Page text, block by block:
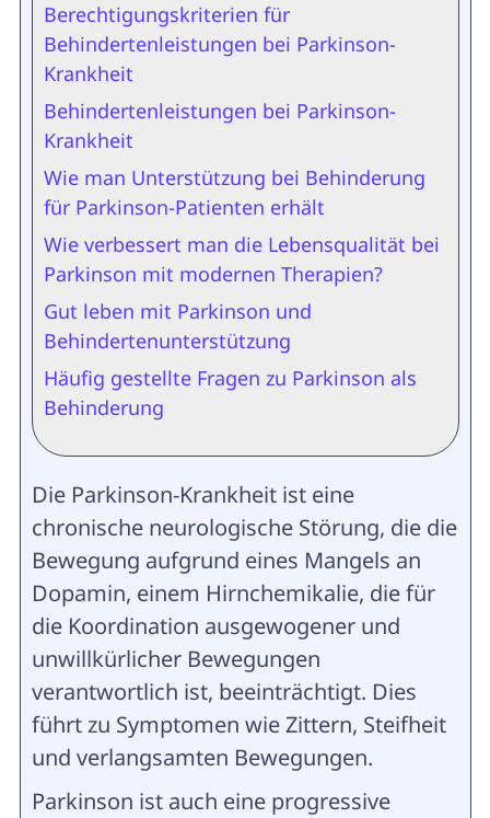
Berechtigungskriterien für
Behindertenleistungen bei Parkinson-
Krankheit
Behindertenleistungen bei Parkinson-
Krankheit
Wie man Unterstützung bei Behinderung
für Parkinson-Patienten erhält
Wie verbessert man die Lebensqualität bei
Parkinson mit modernen Therapien?
Gut leben mit Parkinson und
Behindertenunterstützung
Häufig gestellte Fragen zu Parkinson als
Behinderung
Die Parkinson-Krankheit ist eine
chronische neurologische Störung, die die
Bewegung aufgrund eines Mangels an
Dopamin, einem Hirnchemikalie, die für
die Koordination ausgewogener und
unwillkürlicher Bewegungen
verantwortlich ist, beeinträchtigt. Dies
führt zu Symptomen wie Zittern, Steifheit
und verlangsamten Bewegungen.
Parkinson ist auch eine progressive